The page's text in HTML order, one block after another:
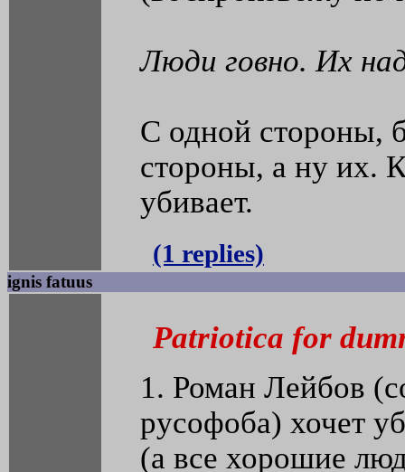
Люди говно. Их
С одной стороны,
стороны, а ну их.
убивает.
(1 replies)
ignis fatuus
Patriotica for
1. Роман Лейбов
русофоба) хочет
(а все хорошие